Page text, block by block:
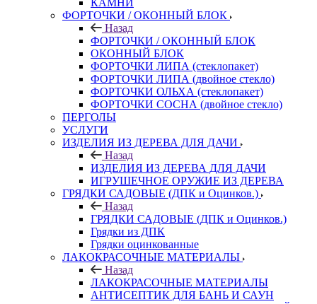
КАМНИ
ФОРТОЧКИ / ОКОННЫЙ БЛОК
Назад
ФОРТОЧКИ / ОКОННЫЙ БЛОК
ОКОННЫЙ БЛОК
ФОРТОЧКИ ЛИПА (стеклопакет)
ФОРТОЧКИ ЛИПА (двойное стекло)
ФОРТОЧКИ ОЛЬХА (стеклопакет)
ФОРТОЧКИ СОСНА (двойное стекло)
ПЕРГОЛЫ
УСЛУГИ
ИЗДЕЛИЯ ИЗ ДЕРЕВА ДЛЯ ДАЧИ
Назад
ИЗДЕЛИЯ ИЗ ДЕРЕВА ДЛЯ ДАЧИ
ИГРУШЕЧНОЕ ОРУЖИЕ ИЗ ДЕРЕВА
ГРЯДКИ САДОВЫЕ (ДПК и Оцинков.)
Назад
ГРЯДКИ САДОВЫЕ (ДПК и Оцинков.)
Грядки из ДПК
Грядки оцинкованные
ЛАКОКРАСОЧНЫЕ МАТЕРИАЛЫ
Назад
ЛАКОКРАСОЧНЫЕ МАТЕРИАЛЫ
АНТИСЕПТИК ДЛЯ БАНЬ И САУН